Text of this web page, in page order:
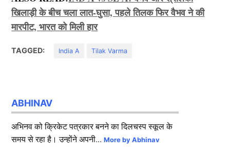
खिलाड़ी के बीच चला लात-घुसा, पहले तिलक फिर वैभव ने की
मारपीट, भारत को मिली हार
TAGGED: India A Tilak Varma
ABHINAV
अभिनव को क्रिकेट पत्रकार बनने का दिलचस्प स्कूल के
समय से रहा है। उन्होंने अपनी...More by Abhinav